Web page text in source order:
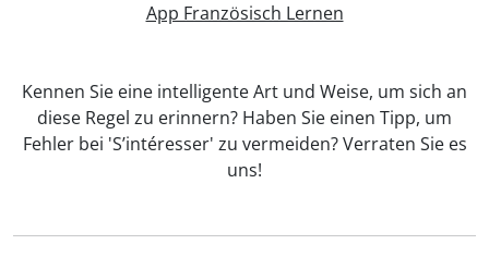
App Französisch Lernen
Kennen Sie eine intelligente Art und Weise, um sich an
diese Regel zu erinnern? Haben Sie einen Tipp, um
Fehler bei 'S’intéresser' zu vermeiden? Verraten Sie es
uns!